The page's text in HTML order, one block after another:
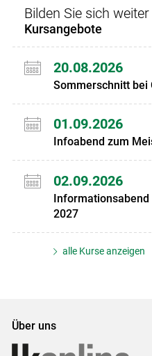
Bilden Sie sich weiter
Kursangebote
20.08.2026
Sommerschnitt bei
01.09.2026
Infoabend zum
02.09.2026
2027
alle Kurse anzeigen
Über uns